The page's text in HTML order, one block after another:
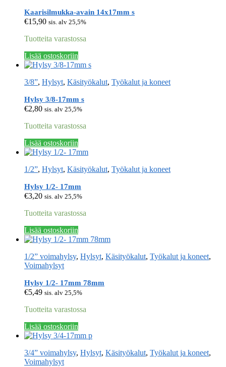
Kaarisilmukka-avain 14x17mm s
€15,90 sis. alv 25,5%
Tuotteita varastossa
Lisää ostoskoriin
3/8”, Hylsyt, Käsityökalut, Työkalut ja koneet
Hylsy 3/8-17mm s
€2,80 sis. alv 25,5%
Tuotteita varastossa
Lisää ostoskoriin
1/2”, Hylsyt, Käsityökalut, Työkalut ja koneet
Hylsy 1/2- 17mm
€3,20 sis. alv 25,5%
Tuotteita varastossa
Lisää ostoskoriin
1/2” voimahylsy, Hylsyt, Käsityökalut, Työkalut ja koneet,
Voimahylsyt
Hylsy 1/2- 17mm 78mm
€5,49 sis. alv 25,5%
Tuotteita varastossa
Lisää ostoskoriin
3/4” voimahylsy, Hylsyt, Käsityökalut, Työkalut ja koneet,
Voimahylsyt